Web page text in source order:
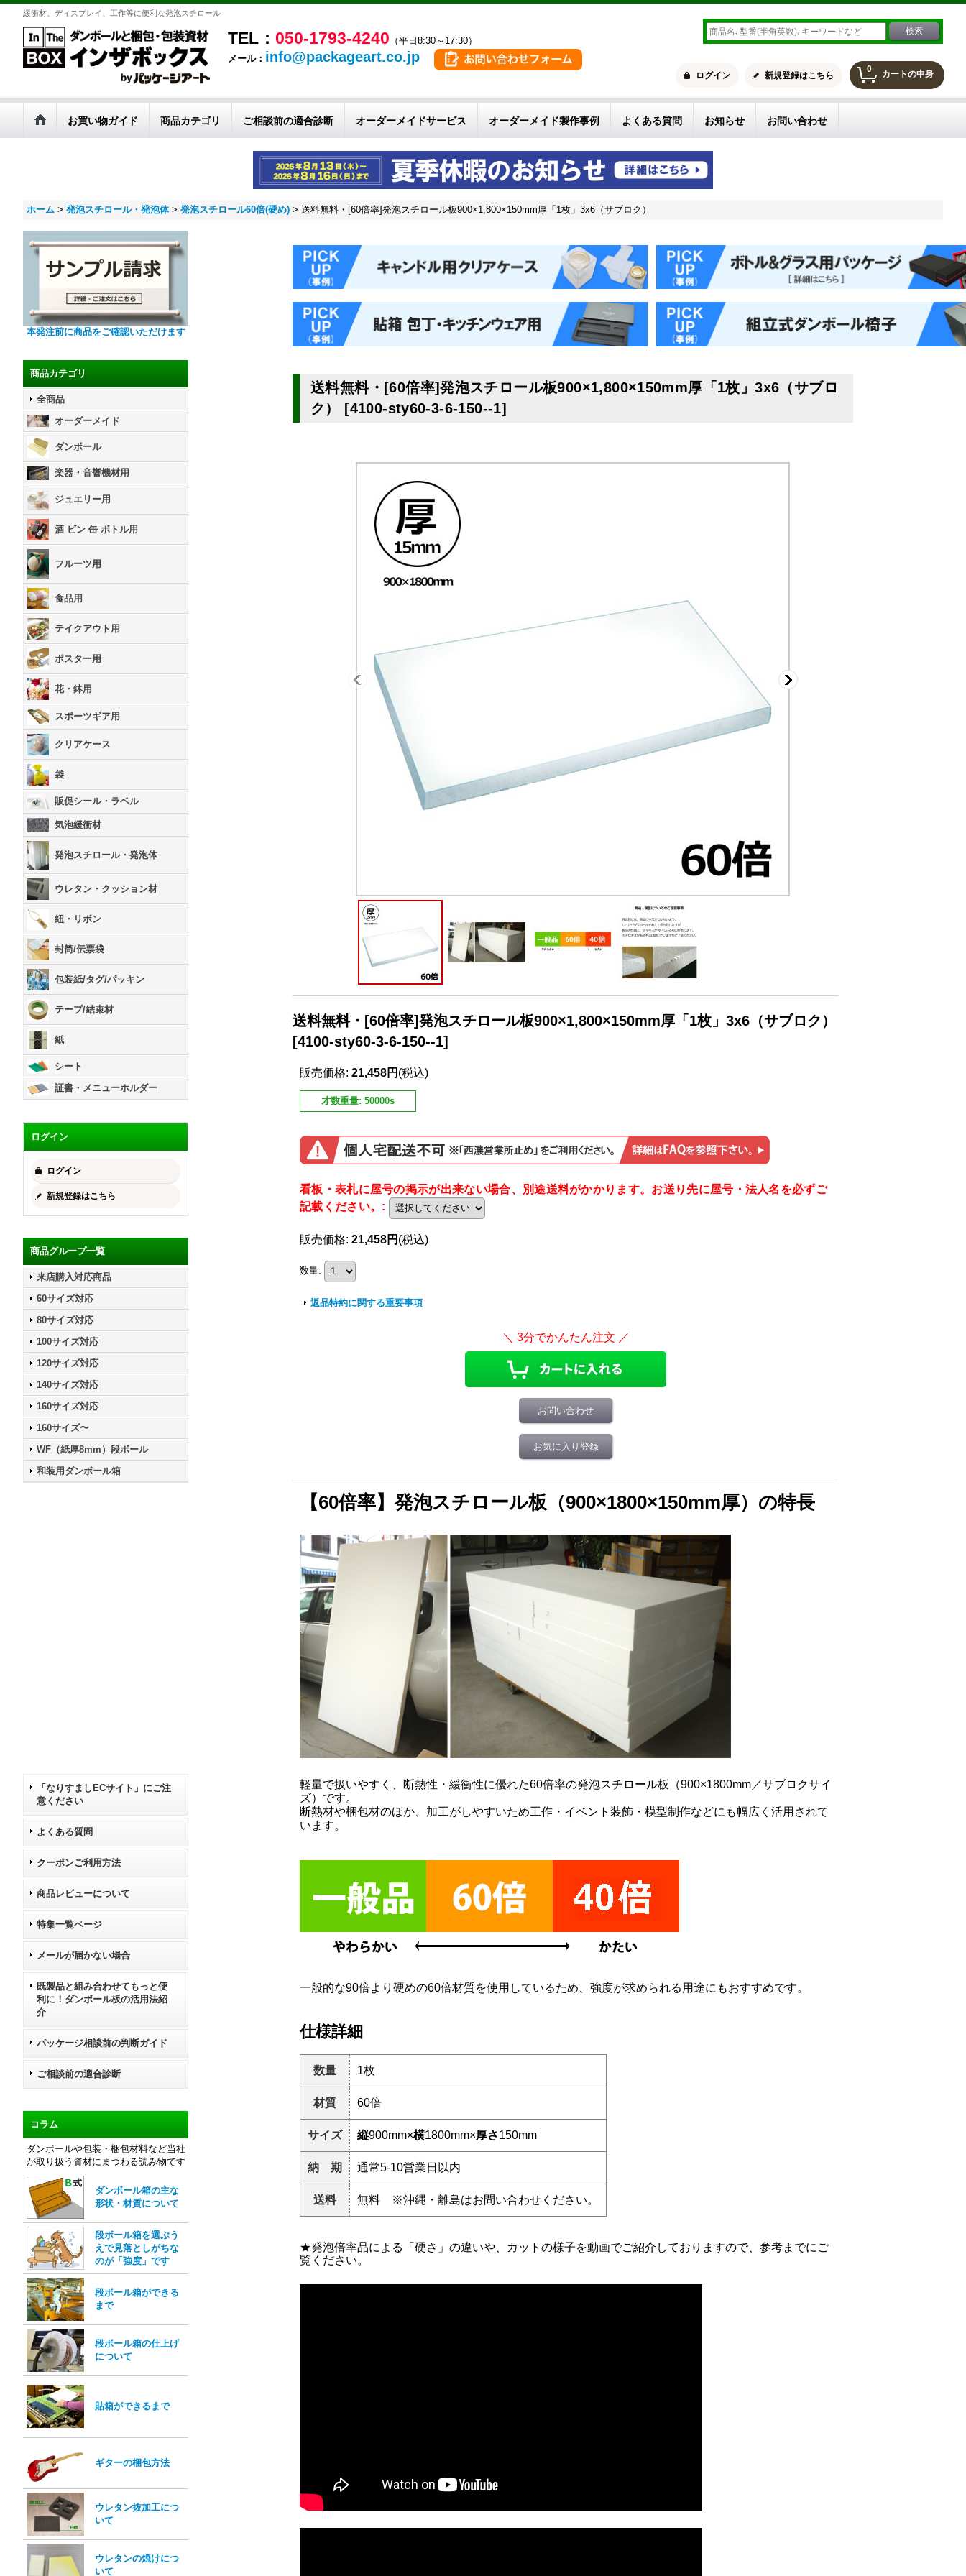
緩衝材、ディスプレイ、工作等に便利な発泡スチロール
TEL： 050-1793-4240 （平日8:30～17:30）
メール： info@packageart.co.jp
0 カートの中身
ログイン 新規登録はこちら
お買い物ガイド 商品カテゴリ ご相談前の適合診断 オーダーメイドサービス オーダーメイド製作事例 よくある質問 お知らせ お問い合わせ
ホーム > 発泡スチロール・発泡体 > 発泡スチロール60倍(硬め) > 送料無料・[60倍率]発泡スチロール板900×1,800×150mm厚「1枚」3x6（サブロク）
本発注前に商品をご確認いただけます
商品カテゴリ
全商品
オーダーメイド
ダンボール
楽器・音響機材用
ジュエリー用
酒 ビン 缶 ボトル用
フルーツ用
食品用
テイクアウト用
ポスター用
花・鉢用
スポーツギア用
クリアケース
袋
販促シール・ラベル
気泡緩衝材
発泡スチロール・発泡体
ウレタン・クッション材
紐・リボン
封筒/伝票袋
包装紙/タグ/パッキン
テープ/結束材
紙
シート
証書・メニューホルダー
ログイン
ログイン
新規登録はこちら
商品グループ一覧
来店購入対応商品
60サイズ対応
80サイズ対応
100サイズ対応
120サイズ対応
140サイズ対応
160サイズ対応
160サイズ〜
WF（紙厚8mm）段ボール
和装用ダンボール箱
「なりすましECサイト」にご注
意ください
よくある質問
クーポンご利用方法
商品レビューについて
特集一覧ページ
メールが届かない場合
既製品と組み合わせてもっと便
利に！ダンボール板の活用法紹
介
パッケージ相談前の判断ガイド
ご相談前の適合診断
コラム
ダンボールや包装・梱包材料など当社
が取り扱う資材にまつわる読み物です
ダンボール箱の主な
形状・材質について
段ボール箱を選ぶう
えで見落としがちな
のが「強度」です
段ボール箱ができる
まで
段ボール箱の仕上げ
について
貼箱ができるまで
ギターの梱包方法
ウレタン抜加工につ
いて
ウレタンの焼けにつ
いて
送料無料・[60倍率]発泡スチロール板900×1,800×150mm厚「1枚」3x6（サブロ
ク）
[4100-sty60-3-6-150--1]
送料無料・[60倍率]発泡スチロール板900×1,800×150mm厚「1枚」3x6（サブロク）
[4100-sty60-3-6-150--1]
販売価格: 21,458円 (税込)
才数重量: 50000s
看板・表札に屋号の掲示が出来ない場合、別途送料がかかります。お送り先に屋号・法人名を必ずご
記載ください。 :
販売価格: 21,458円 (税込)
数量:
返品特約に関する重要事項
お問い合わせ
お気に入り登録
【60倍率】発泡スチロール板（900×1800×150mm厚）の特長
軽量で扱いやすく、断熱性・緩衝性に優れた60倍率の発泡スチロール板（900×1800mm／サブロクサイ
ズ）です。
断熱材や梱包材のほか、加工がしやすいため工作・イベント装飾・模型制作などにも幅広く活用されて
います。
一般的な90倍より硬めの60倍材質を使用しているため、強度が求められる用途にもおすすめです。
仕様詳細
数量 1枚
材質 60倍
サイズ 縦900mm×横1800mm×厚さ150mm
納 期 通常5-10営業日以内
送料 無料 ※沖縄・離島はお問い合わせください。
★発泡倍率品による「硬さ」の違いや、カットの様子を動画でご紹介しておりますので、参考までにご
覧ください。